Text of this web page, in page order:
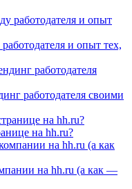
и опыт тех,
работодателя своими
на hh.ru?
на hh.ru (а как —